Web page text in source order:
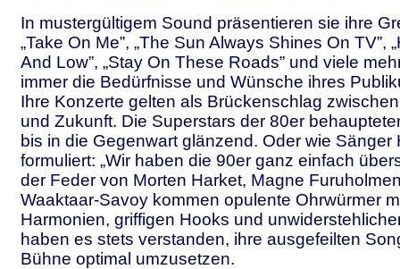
In mustergültigem Sound präsentieren sie ihre
„Take On Me”, „The Sun Always Shines On TV”,
And Low”, „Stay On These Roads” und viele
immer die Bedürfnisse und Wünsche ihres
Ihre Konzerte gelten als Brückenschlag
und Zukunft. Die Superstars der 80er
bis in die Gegenwart glänzend. Oder wie Sänger
formuliert: „Wir haben die 90er ganz einfach
der Feder von Morten Harket, Magne
Waaktaar-Savoy kommen opulente Ohrwürmer
Harmonien, griffigen Hooks und
haben es stets verstanden, ihre ausgefeilten
Bühne optimal umzusetzen.